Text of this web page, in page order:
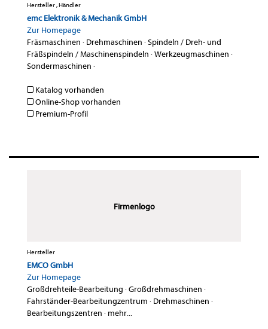
Hersteller , Händler
emc Elektronik & Mechanik GmbH
Zur Homepage
Fräsmaschinen · Drehmaschinen ·Spindeln / Dreh- und
Fräßspindeln / Maschinenspindeln ·Werkzeugmaschinen ·
Sondermaschinen ·
Katalog vorhanden
Online-Shop vorhanden
Premium-Profil
Firmenlogo
Hersteller
EMCO GmbH
Zur Homepage
Großdrehteile-Bearbeitung ·Großdrehmaschinen ·
Fahrständer-Bearbeitungzentrum · Drehmaschinen ·
Bearbeitungszentren · mehr...